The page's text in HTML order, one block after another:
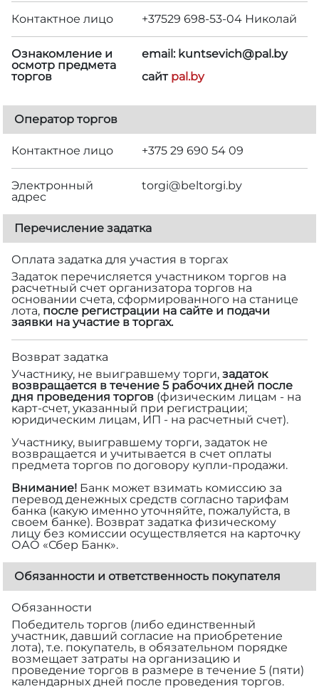
Контактное лицо +37529 698-53-04 Николай
Ознакомление и
осмотр предмета
торгов
email: kuntsevich@pal.by
сайт pal.by
Оператор торгов
Контактное лицо +375 29 690 54 09
Электронный
адрес
torgi@beltorgi.by
Перечисление задатка
Оплата задатка для участия в торгах
Задаток перечисляется участником торгов на
расчетный счет организатора торгов на
основании счета, сформированного на станице
лота, после регистрации на сайте и подачи
заявки на участие в торгах.
Возврат задатка
Участнику, не выигравшему торги, задаток
возвращается в течение 5 рабочих дней после
дня проведения торгов (физическим лицам - на
карт-счет, указанный при регистрации;
юридическим лицам, ИП - на расчетный счет).
Участнику, выигравшему торги, задаток не
возвращается и учитывается в счет оплаты
предмета торгов по договору купли-продажи.
Внимание! Банк может взимать комиссию за
перевод денежных средств согласно тарифам
банка (какую именно уточняйте, пожалуйста, в
своем банке). Возврат задатка физическому
лицу без комиссии осуществляется на карточку
ОАО «Сбер Банк».
Обязанности и ответственность покупателя
Обязанности
Победитель торгов (либо единственный
участник, давший согласие на приобретение
лота), т.е. покупатель, в обязательном порядке
возмещает затраты на организацию и
проведение торгов в размере в течение 5 (пяти)
календарных дней после проведения торгов.